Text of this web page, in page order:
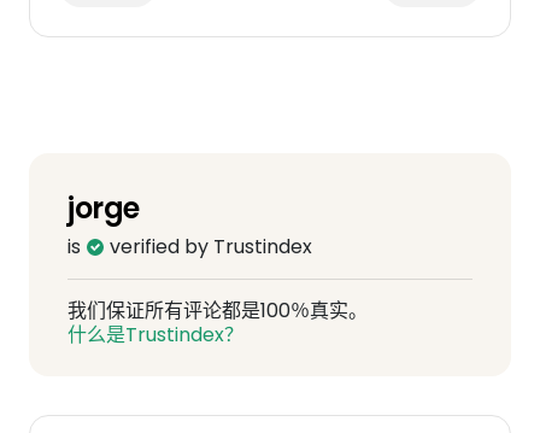
jorge
is verified by Trustindex
我们保证所有评论都是100％真实。
什么是Trustindex？